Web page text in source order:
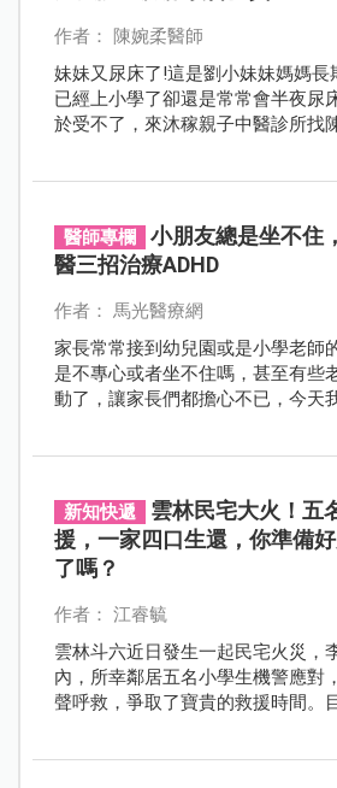
作者： 陳婉柔醫師
妹妹又尿床了!這是劉小妹妹媽媽長
已經上小學了卻還是常常會半夜尿
於受不了，來沐稼親子中醫診所找
醫師專欄
小朋友總是坐不住
醫三招治療ADHD
作者： 馬光醫療網
家長常常接到幼兒園或是小學老師
是不專心或者坐不住嗎，甚至有些
動了，讓家長們都擔心不已，今天
新知快遞
雲林民宅大火！五
援，一家四口生還，你準備
了嗎？
作者： 江睿毓
雲林斗六近日發生一起民宅火災，
內，所幸鄰居五名小學生機警應對
聲呼救，爭取了寶貴的救援時間。